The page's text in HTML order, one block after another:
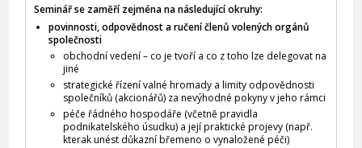
Seminář se zaměří zejména na následující okruhy:
povinnosti, odpovědnost a ručení členů volených orgánů
společnosti
obchodní vedení – co je tvoří a co z toho lze delegovat na
jiné
strategické řízení valné hromady a limity odpovědnosti
společníků (akcionářů) za nevýhodné pokyny v jeho rámci
péče řádného hospodáře (včetně pravidla
podnikatelského úsudku) a její praktické projevy (např.
kterak unést důkazní břemeno o vynaložené péči)